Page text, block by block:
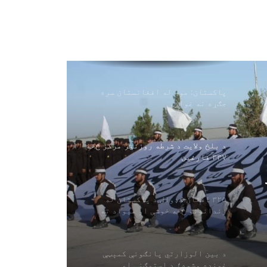
د بلخ ولایت د شرطه روزنیز مرکز څخه
۳۳۷ فارغین
۳۲۵ افغان کډوال د پاکستان له
زندانونو څخه خوشې او هیواد ته
راستانه شوي
د بین الوزارتي پانګونې کمېټې
غونډه وشوه؛ د استوګنې او
سوداګریزو پلانونو بیاکتنه
اوچا: افغانستان لا هم د نړۍ له یو